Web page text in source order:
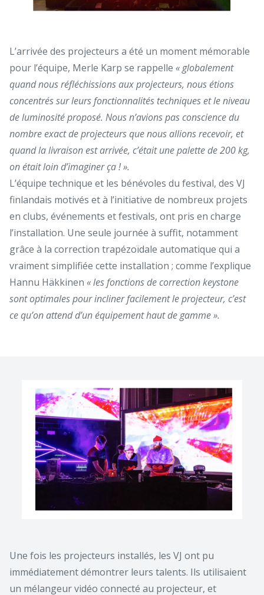
L’arrivée des projecteurs a été un moment mémorable
pour l’équipe, Merle Karp se rappelle « globalement
quand nous réfléchissions aux projecteurs, nous étions
concentrés sur leurs fonctionnalités techniques et le niveau
de luminosité proposé. Nous n’avions pas conscience du
nombre exact de projecteurs que nous allions recevoir, et
quand la livraison est arrivée, c’était une palette de 200 kg,
on était loin d’imaginer ça ! ».
L’équipe technique et les bénévoles du festival, des VJ
finlandais motivés et à l’initiative de nombreux projets
en clubs, événements et festivals, ont pris en charge
l’installation. Une seule journée à suffit, notamment
grâce à la correction trapézoïdale automatique qui a
vraiment simplifiée cette installation ; comme l’explique
Hannu Häkkinen « les fonctions de correction keystone
sont optimales pour incliner facilement le projecteur, c’est
ce qu’on attend d’un équipement haut de gamme ».
Une fois les projecteurs installés, les VJ ont pu
immédiatement démontrer leurs talents. Ils utilisaient
un mélangeur vidéo connecté au projecteur, et